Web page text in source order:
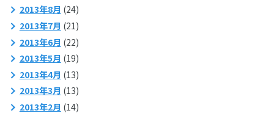
2013年8月 (24)
2013年7月 (21)
2013年6月 (22)
2013年5月 (19)
2013年4月 (13)
2013年3月 (13)
2013年2月 (14)